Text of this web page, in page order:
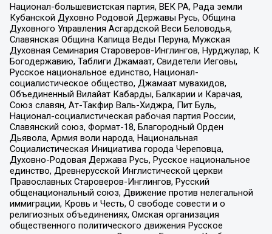
Национал-большевистская партия, ВЕК РА, Рада земли
Кубанской Духовно Родовой Державы Русь, Община
Духовного Управления Асгардской Веси Беловодья,
Славянская Община Капища Веды Перуна, Мужская
Духовная Семинария Староверов-Инглингов, Нурджулар, К
Богодержавию, Таблиги Джамаат, Свидетели Иеговы,
Русское национальное единство, Национал-
социалистическое общество, Джамаат мувахидов,
Объединенный Вилайат Кабарды, Балкарии и Карачая,
Союз славян, Ат-Такфир Валь-Хиджра, Пит Буль,
Национал-социалистическая рабочая партия России,
Славянский союз, Формат-18, Благородный Орден
Дьявола, Армия воли народа, Национальная
Социалистическая Инициатива города Череповца,
Духовно-Родовая Держава Русь, Русское национальное
единство, Древнерусской Инглистической церкви
Православных Староверов-Инглингов, Русский
общенациональный союз, Движение против нелегальной
иммиграции, Кровь и Честь, О свободе совести и о
религиозных объединениях, Омская организация
общественного политического движения Русское